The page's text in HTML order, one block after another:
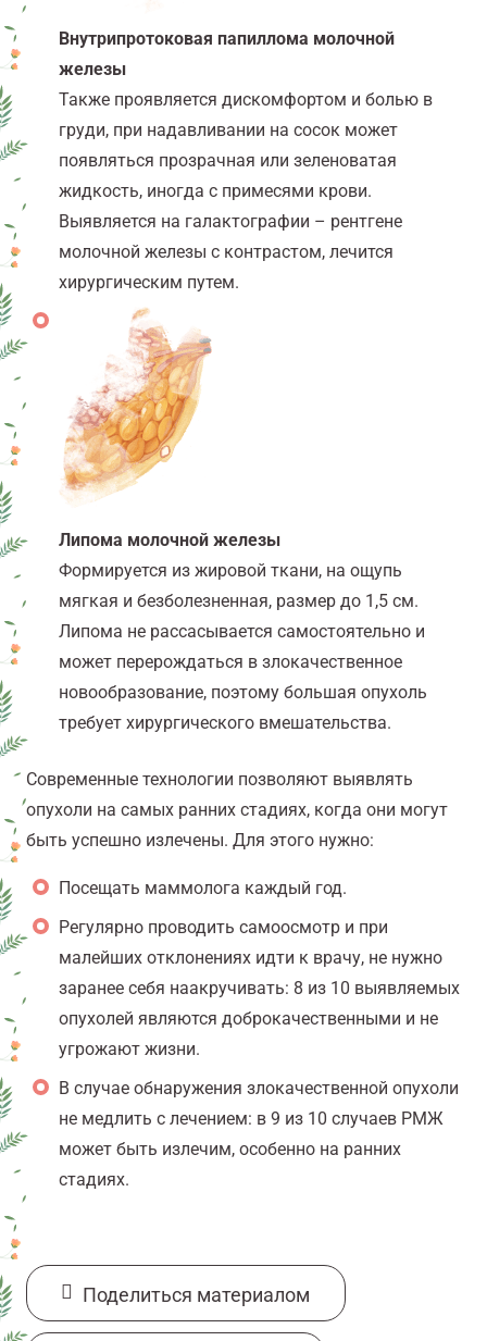
Внутрипротоковая папиллома молочной
железы
Также проявляется дискомфортом и болью в
груди, при надавливании на сосок может
появляться прозрачная или зеленоватая
жидкость, иногда с примесями крови.
Выявляется на галактографии – рентгене
молочной железы с контрастом, лечится
хирургическим путем.
Липома молочной железы
Формируется из жировой ткани, на ощупь
мягкая и безболезненная, размер до 1,5 см.
Липома не рассасывается самостоятельно и
может перерождаться в злокачественное
новообразование, поэтому большая опухоль
требует хирургического вмешательства.
Современные технологии позволяют выявлять
опухоли на самых ранних стадиях, когда они могут
быть успешно излечены. Для этого нужно:
Посещать маммолога каждый год.
Регулярно проводить самоосмотр и при
малейших отклонениях идти к врачу, не нужно
заранее себя наакручивать: 8 из 10 выявляемых
опухолей являются доброкачественными и не
угрожают жизни.
В случае обнаружения злокачественной опухоли
не медлить с лечением: в 9 из 10 случаев РМЖ
может быть излечим, особенно на ранних
стадиях.
Поделиться материалом